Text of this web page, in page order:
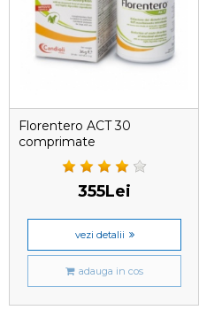
Florentero ACT 30
comprimate
355Lei
vezi detalii
adauga in cos